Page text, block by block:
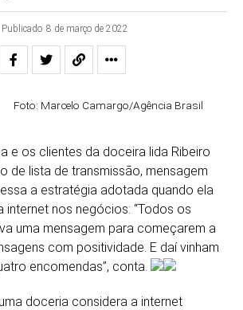
Publicado 8 de março de 2022
Foto: Marcelo Camargo/Agência Brasil
e os clientes da doceira lida Ribeiro
de lista de transmissão, mensagem
a estratégia adotada quando ela
internet nos negócios: “Todos os
uma mensagem para começarem a
com positividade. E daí vinham
encomendas”, conta.
doceria considera a internet